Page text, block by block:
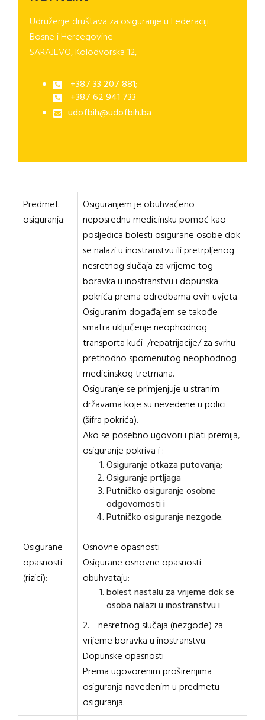
Udruženje društava za osiguranje u Federaciji
Bosne i Hercegovine
SARAJEVO, Kolodvorska 12,
+387 33 207 881;
+387 62 941 733
udofbih@udofbih.ba
Predmet
osiguranja:
Osiguranjem je obuhvaćeno
neposrednu medicinsku pomoć kao
posljedica bolesti osigurane osobe dok
se nalazi u inostranstvu ili pretrpljenog
nesretnog slučaja za vrijeme tog
boravka u inostranstvu i dopunska
pokrića prema odredbama ovih uvjeta.
Osiguranim događajem se takođe
smatra uključenje neophodnog
transporta kući /repatrijacije/ za svrhu
prethodno spomenutog neophodnog
medicinskog tretmana.
Osiguranje se primjenjuje u stranim
državama koje su nevedene u polici
(šifra pokrića).
Ako se posebno ugovori i plati premija,
osiguranje pokriva i :
Osiguranje otkaza putovanja;
Osiguranje prtljaga
Putničko osiguranje osobne
odgovornosti i
Putničko osiguranje nezgode.
Osigurane
opasnosti
(rizici):
Osnovne opasnosti
Osigurane osnovne opasnosti
obuhvataju:
bolest nastalu za vrijeme dok se
osoba nalazi u inostranstvu i
2. nesretnog slučaja (nezgode) za
vrijeme boravka u inostranstvu.
Dopunske opasnosti
Prema ugovorenim proširenjima
osiguranja navedenim u predmetu
osiguranja.